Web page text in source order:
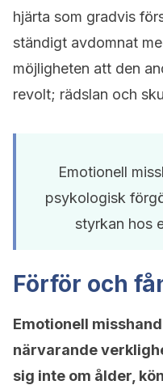
hjärta som gradvis
ständigt avdomnat
möjligheten att den
revolt; rädslan och
Emotionell
psykologisk
styrkan hos
Förför och
Emotionell
närvarande
sig inte om ålder,